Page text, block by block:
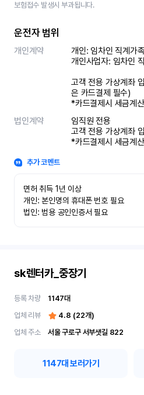
보험접수 발생시 부과됩니다.
운전자 범위
개인계약
개인: 임차인 직계가족
개인사업자: 임차인
고객 전용 가상계좌
은 카드결제 필수)
*카드결제시 세금계
법인계약
임직원 전용
고객 전용 가상계좌
*카드결제시 세금계
추가 코멘트
면허 취득 1년 이상
개인: 본인명의 휴대폰 번호 필요
법인: 범용 공인인증서 필요
sk렌터카_중장기
등록 차량 1147대
업체 리뷰
4.8 (22개)
업체 주소
서울 구로구 서부샛길 822
1147대 보러가기